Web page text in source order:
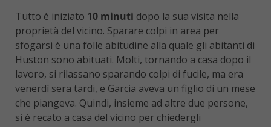
Tutto è iniziato 10 minuti dopo la sua visita nella
proprietà del vicino. Sparare colpi in area per
sfogarsi è una folle abitudine alla quale gli abitanti di
Huston sono abituati. Molti, tornando a casa dopo il
lavoro, si rilassano sparando colpi di fucile, ma era
venerdì sera tardi, e Garcia aveva un figlio di un mese
che piangeva. Quindi, insieme ad altre due persone,
si è recato a casa del vicino per chiedergli